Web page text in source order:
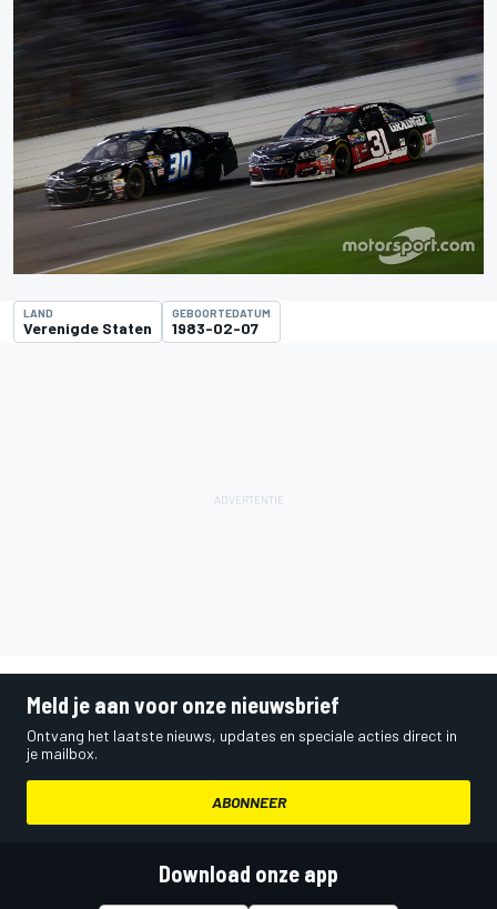
LAND
Verenigde Staten
GEBOORTEDATUM
1983-02-07
Meld je aan voor onze nieuwsbrief
Ontvang het laatste nieuws, updates en speciale acties direct in
je mailbox.
ABONNEER
Download onze app